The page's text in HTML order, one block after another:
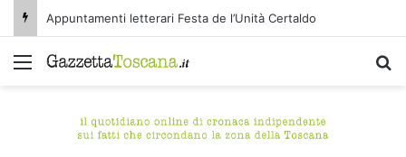
Appuntamenti letterari Festa de l’Unità Certaldo
Menu